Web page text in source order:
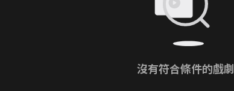
沒有符合條件的戲劇